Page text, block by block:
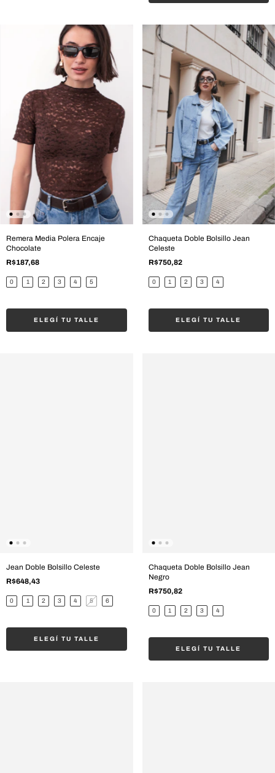
Remera Media Polera Encaje
Chocolate
R$187,68
0 1 2 3 4 5
ELEGÍ TU TALLE
Chaqueta Doble Bolsillo Jean
Celeste
R$750,82
0 1 2 3 4
ELEGÍ TU TALLE
Jean Doble Bolsillo Celeste
R$648,43
0 1 2 3 4 5 6
ELEGÍ TU TALLE
Chaqueta Doble Bolsillo Jean
Negro
R$750,82
0 1 2 3 4
ELEGÍ TU TALLE